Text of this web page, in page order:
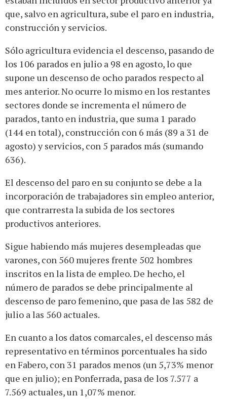
que, salvo en agricultura, sube el paro en industria,
construcción y servicios.
Sólo agricultura evidencia el descenso, pasando de
los 106 parados en julio a 98 en agosto, lo que
supone un descenso de ocho parados respecto al
mes anterior. No ocurre lo mismo en los restantes
sectores donde se incrementa el número de
parados, tanto en industria, que suma 1 parado
(144 en total), construcción con 6 más (89 a 31 de
agosto) y servicios, con 5 parados más (sumando
636).
El descenso del paro en su conjunto se debe a la
incorporación de trabajadores sin empleo anterior,
que contrarresta la subida de los sectores
productivos anteriores.
Sigue habiendo más mujeres desempleadas que
varones, con 560 mujeres frente 502 hombres
inscritos en la lista de empleo. De hecho, el
número de parados se debe principalmente al
descenso de paro femenino, que pasa de las 582 de
julio a las 560 actuales.
En cuanto a los datos comarcales, el descenso más
representativo en términos porcentuales ha sido
en Fabero, con 31 parados menos (un 5,73% menor
que en julio); en Ponferrada, pasa de los 7.577 a
7.569 actuales, un 1,07% menor.